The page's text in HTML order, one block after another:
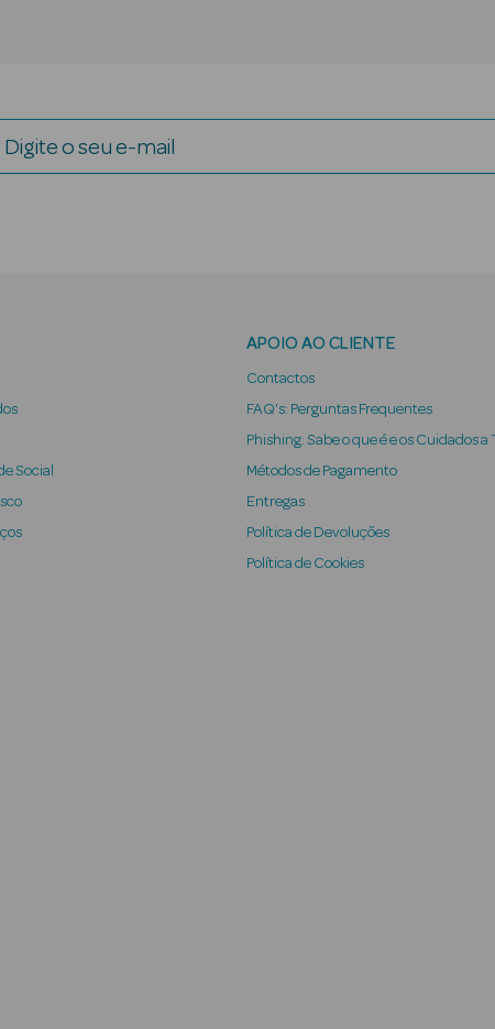
Digite o seu e-mail
Social
APOIO AO CLIENTE
Contactos
FAQ's: Perguntas Frequentes
Phishing: Sabe o que é e os Cuidados a
Métodos de Pagamento
Entregas
Política de Devoluções
Política de Cookies